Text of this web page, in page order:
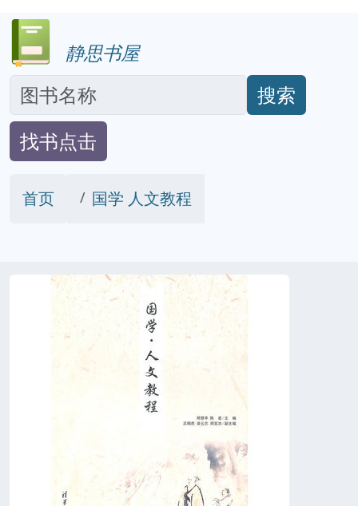
静思书屋
搜索
找书点击
首页 国学 人文教程